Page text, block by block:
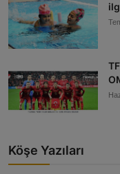
Köşe Yazıları